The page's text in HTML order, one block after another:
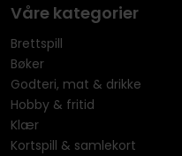
Våre kategorier
Brettspill
Bøker
Godteri, mat & drikke
Hobby & fritid
Klær
Kortspill & samlekort